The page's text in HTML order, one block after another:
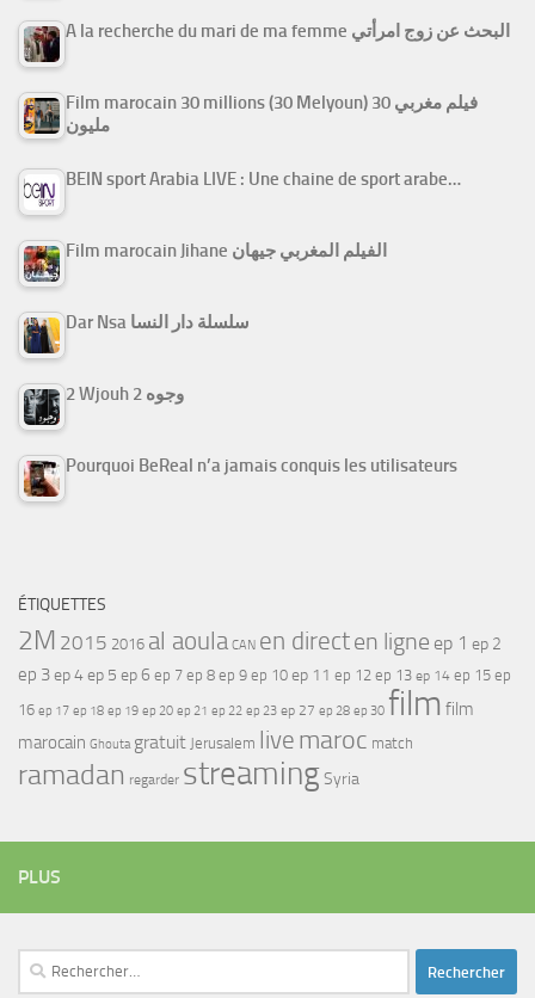
A la recherche du mari de ma femme البحث عن زوج امرأتي
Film marocain 30 millions (30 Melyoun) فيلم مغربي 30
مليون
BEIN sport Arabia LIVE : Une chaine de sport arabe…
Film marocain Jihane الفيلم المغربي جيهان
Dar Nsa سلسلة دار النسا
2 Wjouh 2 وجوه
Pourquoi BeReal n’a jamais conquis les utilisateurs
ÉTIQUETTES
2M 2015 2016 al aoula CAN en directen ligne ep 1 ep 2
ep 3ep 4ep 5 ep 6 ep 7 ep 8 ep 9 ep 10 ep 11 ep 12 ep 13 ep 14 ep 15 ep
16 ep 17 ep 18 ep 19 ep 20 ep 21 ep 22 ep 23 ep 27 ep 28 ep 30 film film
marocain Ghouta gratuit Jerusalem live maroc match
ramadan regarder streamingSyria
PLUS
Rechercher :